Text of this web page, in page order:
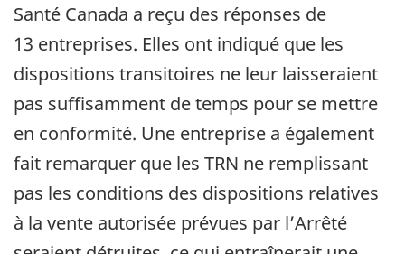
Santé Canada a reçu des réponses de
13 entreprises. Elles ont indiqué que les
dispositions transitoires ne leur laisseraient
pas suffisamment de temps pour se mettre
en conformité. Une entreprise a également
fait remarquer que les TRN ne remplissant
pas les conditions des dispositions relatives
à la vente autorisée prévues par l’Arrêté